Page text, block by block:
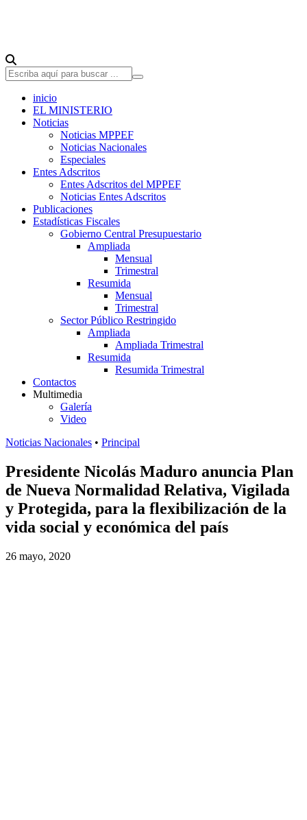
inicio
EL MINISTERIO
Noticias
Noticias MPPEF
Noticias Nacionales
Especiales
Entes Adscritos
Entes Adscritos del MPPEF
Noticias Entes Adscritos
Publicaciones
Estadísticas Fiscales
Gobierno Central Presupuestario
Ampliada
Mensual
Trimestral
Resumida
Mensual
Trimestral
Sector Público Restringido
Ampliada
Ampliada Trimestral
Resumida
Resumida Trimestral
Contactos
Multimedia
Galería
Video
Noticias Nacionales • Principal
Presidente Nicolás Maduro anuncia Plan
de Nueva Normalidad Relativa, Vigilada
y Protegida, para la flexibilización de la
vida social y económica del país
26 mayo, 2020